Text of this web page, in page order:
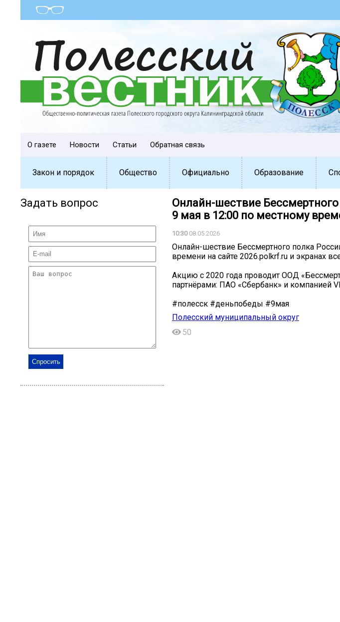
О газете Новости Статьи Обратная связь
Закон и порядок Общество Официально Образование
Задать вопрос
Онлайн-шествие
9 мая в 12:00 по местному
10:3008.05.2026
Онлайн-шествие Бессмертного полка
времени на сайте 2026.polkrf.ru и экранах
Акцию с 2020 года проводит ООД
партнёрами: ПАО «Сбербанк» и компанией
#полесск #деньпобеды #9мая
Полесский муниципальный округ
50